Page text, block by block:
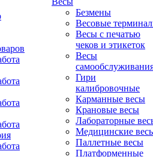
Безмены
Весовые
Весы с печатью
чеков и этикеток
Весы
Гири
калибровочные
Карманные весы
Крановые весы
Лабораторные
Медицинские
Паллетные весы
Платформенные